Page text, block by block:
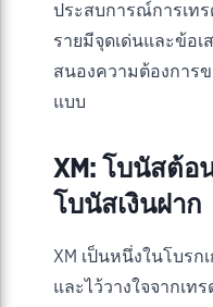
ประสบการณ์การเท
รายมีจุดเด่นและข้อ
สนองความต้องการ
แบบ
XM: โบนัสต้อ
โบนัสเงินฝาก
XM เป็นหนึ่งในโบรก
และไว้วางใจจากเท